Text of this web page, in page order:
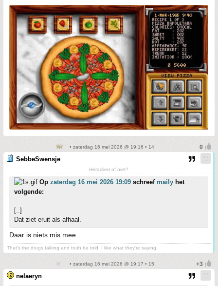
• zaterdag 16 mei 2026 @ 19:16 • 14
SebbeSwensje
Heraclied of niet?
Op zaterdag 16 mei 2026 19:09 schreef maily het
volgende:
[..]
Dat ziet eruit als afhaal.
Daar is niets mis mee.
That's the drugs talking and truth be told, I like what they're saying.
• zaterdag 16 mei 2026 @ 19:17 • 15
nelaeryn